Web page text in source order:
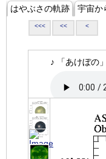
はやぶさの軌跡 宇宙か
<<< << <
♪ 「あけぼの」